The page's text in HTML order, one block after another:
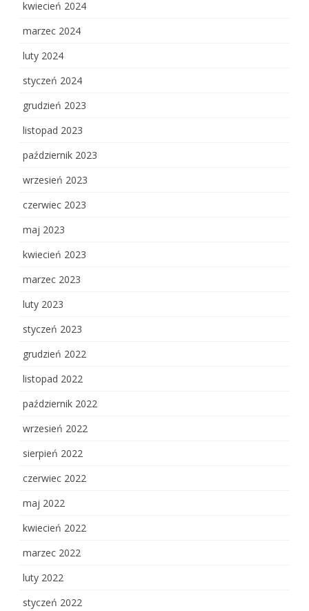
kwiecień 2024
marzec 2024
luty 2024
styczeń 2024
grudzień 2023
listopad 2023
październik 2023
wrzesień 2023
czerwiec 2023
maj 2023
kwiecień 2023
marzec 2023
luty 2023
styczeń 2023
grudzień 2022
listopad 2022
październik 2022
wrzesień 2022
sierpień 2022
czerwiec 2022
maj 2022
kwiecień 2022
marzec 2022
luty 2022
styczeń 2022